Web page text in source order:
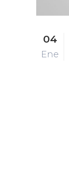
04
Ene